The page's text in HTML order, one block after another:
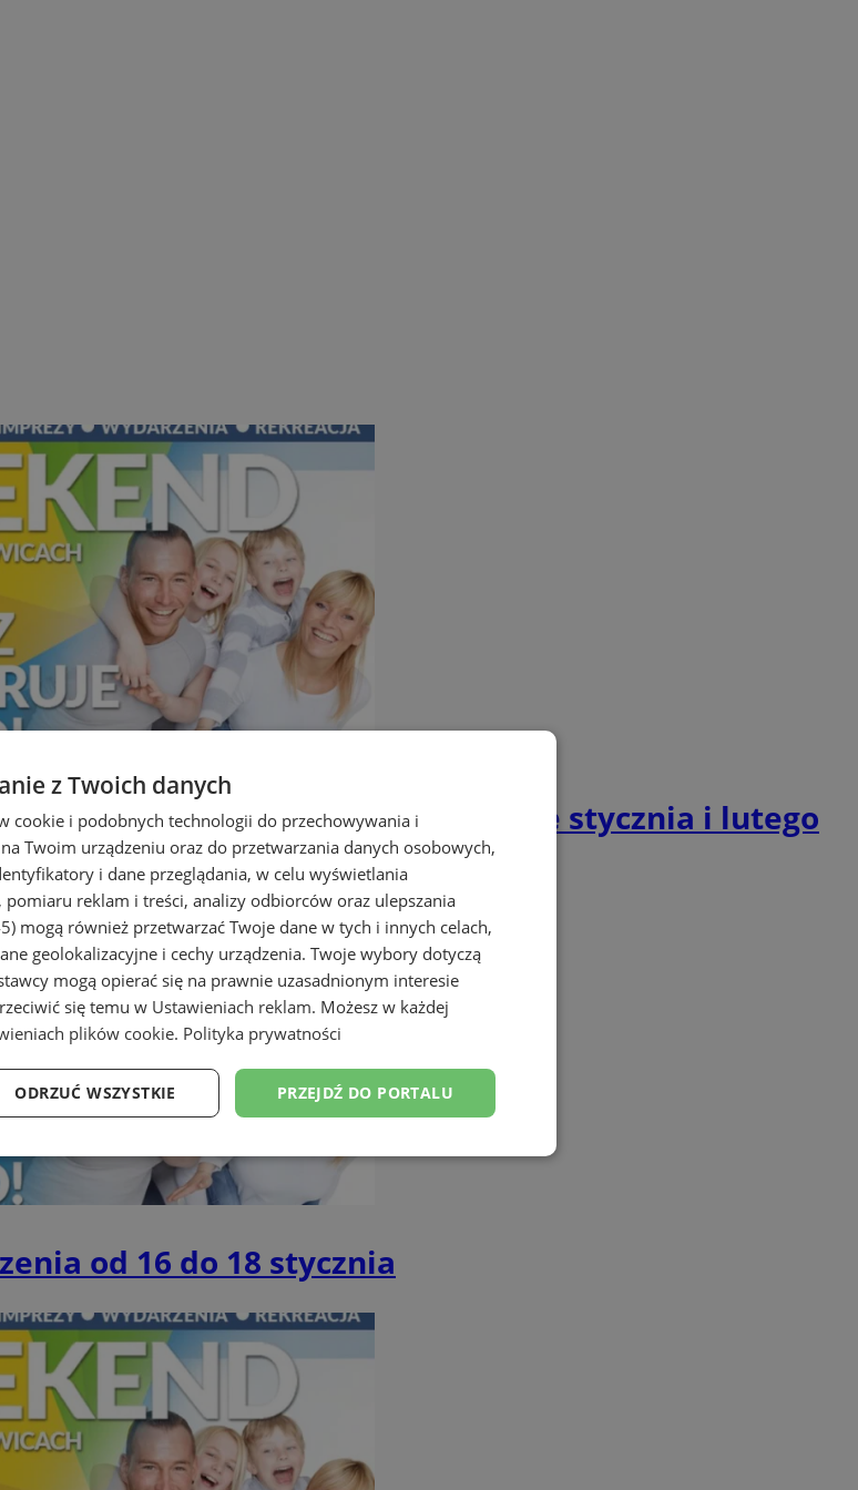
Przegląd wydarzeń na przełomie stycznia i lutego
od 16 do 18 stycznia
z Twoich danych
cookie i podobnych technologii do przechowywania i
Twoim urządzeniu oraz do przetwarzania danych osobowych,
i dane przeglądania, w celu wyświetlania
reklam i treści, analizy odbiorców oraz ulepszania
mogą również przetwarzać Twoje dane w tych i innych celach,
geolokalizacyjne i cechy urządzenia. Twoje wybory dotyczą
mogą opierać się na prawnie uzasadnionym interesie
się temu w Ustawieniach reklam. Możesz w każdej
plików cookie. Polityka prywatności
PRZEJDŹ DO PORTALU
ODRZUĆ WSZYSTKIE
Targetowanie Funkcjonalność Niesklasyfikowane
Targetowanie Funkcjonalność Niesklasyfikowane
z podstawowych funkcji strony internetowej, takich jak logowanie użytkownika i
nie można prawidłowo korzystać ze strony internetowej.
Domena
Okres
przechowywania
Opis
1 rok
Ten plik cookie przechowuje identyfikator sesji.